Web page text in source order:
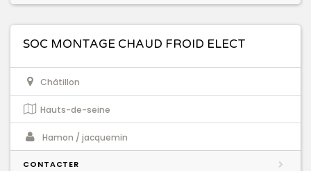
SOC MONTAGE CHAUD FROID ELECT
Châtillon
Hauts-de-seine
Hamon / jacquemin
CONTACTER